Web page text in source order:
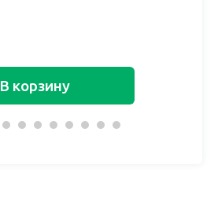
В корзину